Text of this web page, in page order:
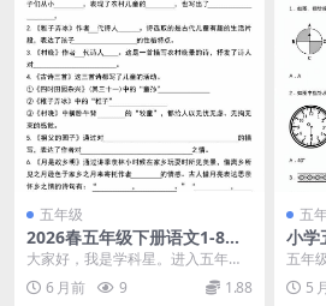
五年级
2026春五年级下册语文1-8单
元常考重点内容填空专项复习
大家好，我是学科星。进入五年级
下册语文的学习中后期，面对全册
密集的知识点，如何实...
6 月前 9 1.88
五
小学
运动
五年
突破
学科5